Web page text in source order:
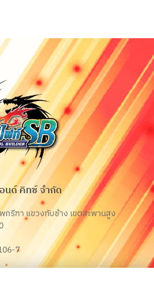
นด์ คิทซ์ จำกัด
กรีฑา แขวงทับช้าง เขตสะพานสูง
7